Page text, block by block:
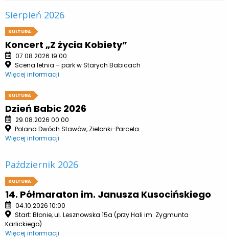
Sierpień 2026
KULTURA
Koncert „Z życia Kobiety”
07.08.2026 19:00
Scena letnia – park w Starych Babicach
Więcej informacji
KULTURA
Dzień Babic 2026
29.08.2026 00:00
Polana Dwóch Stawów, Zielonki-Parcela
Więcej informacji
Październik 2026
KULTURA
14. Półmaraton im. Janusza Kusocińskiego
04.10.2026 10:00
Start: Błonie, ul. Lesznowska 15a (przy Hali im. Zygmunta
Karlickiego)
Więcej informacji